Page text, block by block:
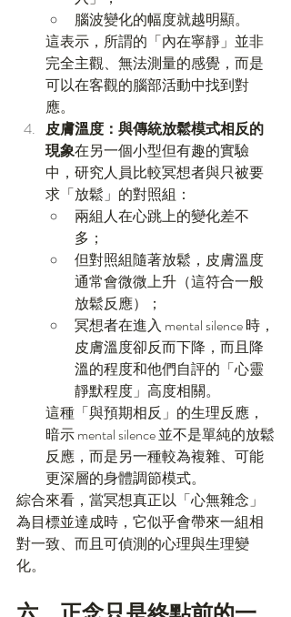
腦波變化的幅度就越明顯。
這表示，所謂的「內在寧靜」並非
完全主觀、無法測量的感覺，而是
可以在客觀的腦部活動中找到對
應。
皮膚溫度：與傳統放鬆模式相反的
現象在另一個小型但有趣的實驗
中，研究人員比較冥想者與只被要
求「放鬆」的對照組：
兩組人在心跳上的變化差不
多；
但對照組隨著放鬆，皮膚溫度
通常會微微上升（這符合一般
放鬆反應）；
冥想者在進入 mental silence 時，
皮膚溫度卻反而下降，而且降
溫的程度和他們自評的「心靈
靜默程度」高度相關。
這種「與預期相反」的生理反應，
暗示 mental silence 並不是單純的放鬆
反應，而是另一種較為複雜、可能
更深層的身體調節模式。
綜合來看，當冥想真正以「心無雜念」
為目標並達成時，它似乎會帶來一組相
對一致、而且可偵測的心理與生理變
化。